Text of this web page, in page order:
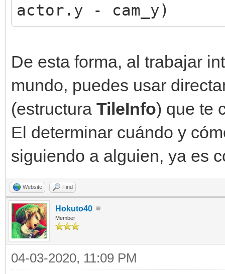
actor.y - cam_y)
De esta forma, al trabajar
mundo, puedes usar
(estructura TileInfo) que te
El determinar cuándo y
siguiendo a alguien, ya es
Website Find
Hokuto40
Member
04-03-2020, 11:09 PM